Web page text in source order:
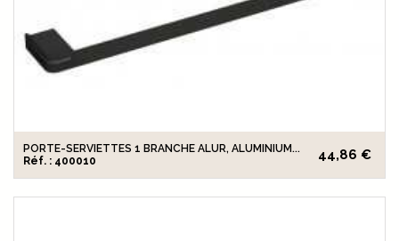
PORTE-SERVIETTES 1 BRANCHE ALUR, ALUMINIUM...
Réf. : 400010
44,86 €